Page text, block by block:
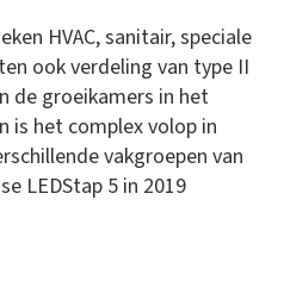
HVAC, sanitair, speciale
ook verdeling van type II
de groeikamers in het
is het complex volop in
vakgroepen van
LEDStap 5 in 2019